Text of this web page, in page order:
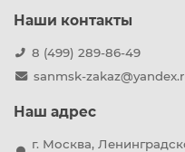
Наши контакты
8 (499) 289-86-49
sanmsk-
Наш адрес
г. Москва,